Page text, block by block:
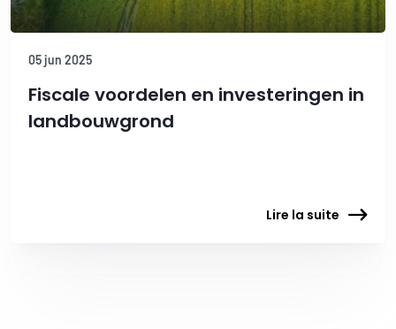
05 jun 2025
Fiscale voordelen en investeringen in
landbouwgrond
Lire la suite